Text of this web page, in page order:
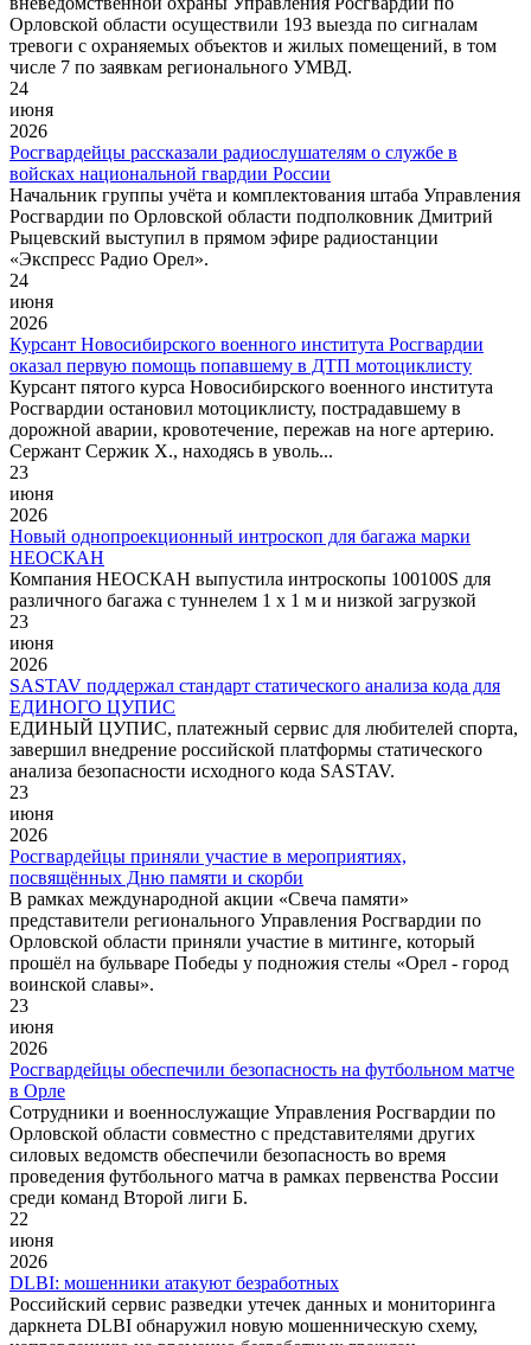
Орловской области осуществили 193 выезда по сигналам
тревоги с охраняемых объектов и жилых помещений, в том
числе 7 по заявкам регионального УМВД.
24
июня
2026
Росгвардейцы рассказали радиослушателям о службе в
войсках национальной гвардии России
Начальник группы учёта и комплектования штаба Управления
Росгвардии по Орловской области подполковник Дмитрий
Рыцевский выступил в прямом эфире радиостанции
«Экспресс Радио Орел».
24
июня
2026
Курсант Новосибирского военного института Росгвардии
оказал первую помощь попавшему в ДТП мотоциклисту
Курсант пятого курса Новосибирского военного института
Росгвардии остановил мотоциклисту, пострадавшему в
дорожной аварии, кровотечение, пережав на ноге артерию.
Сержант Сержик Х., находясь в уволь...
23
июня
2026
Новый однопроекционный интроскоп для багажа марки
НЕОСКАН
Компания НЕОСКАН выпустила интроскопы 100100S для
различного багажа с туннелем 1 х 1 м и низкой загрузкой
23
июня
2026
SASTAV поддержал стандарт статического анализа кода для
ЕДИНОГО ЦУПИС
ЕДИНЫЙ ЦУПИС, платежный сервис для любителей спорта,
завершил внедрение российской платформы статического
анализа безопасности исходного кода SASTAV.
23
июня
2026
Росгвардейцы приняли участие в мероприятиях,
посвящённых Дню памяти и скорби
В рамках международной акции «Свеча памяти»
представители регионального Управления Росгвардии по
Орловской области приняли участие в митинге, который
прошёл на бульваре Победы у подножия стелы «Орел - город
воинской славы».
23
июня
2026
Росгвардейцы обеспечили безопасность на футбольном матче
в Орле
Сотрудники и военнослужащие Управления Росгвардии по
Орловской области совместно с представителями других
силовых ведомств обеспечили безопасность во время
проведения футбольного матча в рамках первенства России
среди команд Второй лиги Б.
22
июня
2026
DLBI: мошенники атакуют безработных
Российский сервис разведки утечек данных и мониторинга
даркнета DLBI обнаружил новую мошенническую схему,